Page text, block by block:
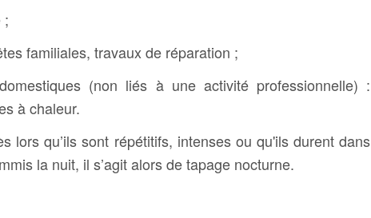
;
familiales, travaux de réparation ;
(non liés à une activité professionnelle) :
à chaleur.
lors qu’ils sont répétitifs, intenses ou qu'ils durent dans
la nuit, il s’agit alors de tapage nocturne.